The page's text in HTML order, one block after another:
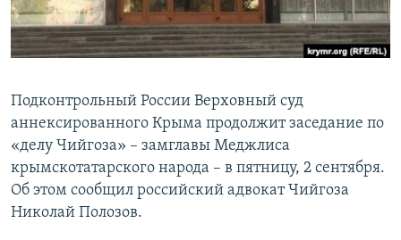
ПОБЕДИТЕЛЕЙ НЕ СУДЯТ?
КРЫМ.НЕПОКОРЕННЫЙ
УКРАИНСКАЯ ПРОБЛЕМА КРЫМА
ПРИСОЕДИНЯЙТЕСЬ!
Все сайты RFE/RL
Подконтрольный России Верховный суд
аннексированного Крыма продолжит заседание по
«делу Чийгоза» – замглавы Меджлиса
крымскотатарского народа – в пятницу, 2 сентября.
Об этом сообщил российский адвокат Чийгоза
Николай Полозов.